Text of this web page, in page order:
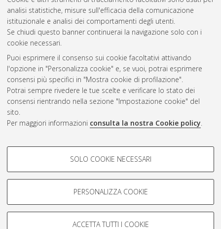
analisi statistiche, misure sull'efficacia della comunicazione
istituzionale e analisi dei comportamenti degli utenti.
Se chiudi questo banner continuerai la navigazione solo con i
cookie necessari.
Puoi esprimere il consenso sui cookie facoltativi attivando
l'opzione in "Personalizza cookie" e, se vuoi, potrai esprimere
consensi più specifici in "Mostra cookie di profilazione".
Potrai sempre rivedere le tue scelte e verificare lo stato dei
consensi rientrando nella sezione "Impostazione cookie" del
sito.
Per maggiori informazioni consulta la nostra Cookie policy.
COOKIE DI PROFILAZIONE -
Si tratta di cookie utilizzati per analizzare le caratteristiche della
navigazione degli utenti, creare profili in base al loro comportamento
Mostra cookie di profilazione
SOLO COOKIE NECESSARI
PERSONALIZZA COOKIE
ACCETTA TUTTI I COOKIE
Gestione del documento:
Atom
Rss 1.0
Rss 2.0
ISSN: 2038-7946
Impostazioni Cookie
Informativa sulla privacy
Condizioni d’uso del sito